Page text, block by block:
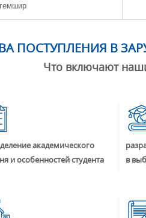
ПОСТУПЛЕНИЯ В
Что включают
академического
и особенностей студента
в